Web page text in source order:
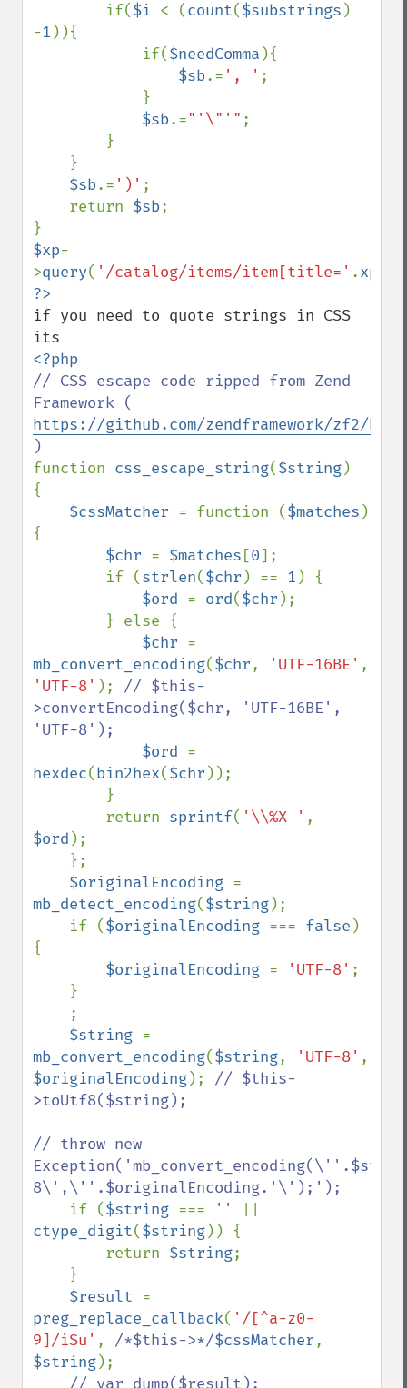
        if(
$i < (count($substrings )
-1 )){
            if(
$needComma ){
$sb.= ', ' ;
$sb.="'\"'" ;
$sb.= ')' ;
    return
$sb;
$xp-
>query( '/catalog/items/item[title=' .
if you need to quote strings in CSS
// CSS escape code ripped from Zend
https://github.com/zendframework/zf2/
function css_escape_string($string)
{
$cssMatcher = function ($matches )
{
$chr = $matches [0];
        if (
strlen($chr ) == 1 ) {
$ord = ord($chr );
$chr
mb_convert_encoding($chr, 'UTF-16BE'
'UTF-8' ); // $this-
>convertEncoding($chr, 'UTF-16BE',
'UTF-8');
$ord
hexdec(bin2hex($chr ));
        return
sprintf( '\\%X '
$ord );
$originalEncoding
mb_detect_encoding($string);
    if (
$originalEncoding === false )
{
$originalEncoding = 'UTF-8' ;
$string
mb_convert_encoding($string, 'UTF-8'
$originalEncoding); // $this-
>toUtf8($string);
// throw new
8\',\''.$originalEncoding.'\');');
if ($string === ''
ctype_digit($string)) {
        return
$string;
$result
preg_replace_callback( '/[^a-z0-
9]/iSu' , /*$this->*/$cssMatcher
$string);
// var_dump($result);